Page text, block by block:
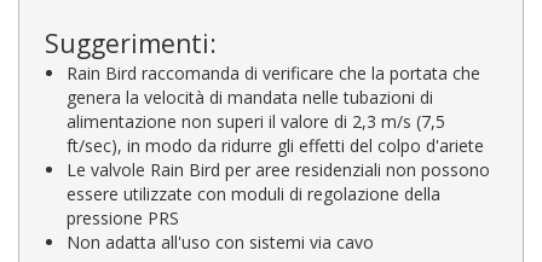
Suggerimenti:
Rain Bird raccomanda di verificare che la portata che
genera la velocità di mandata nelle tubazioni di
alimentazione non superi il valore di 2,3 m/s (7,5
ft/sec), in modo da ridurre gli effetti del colpo d'ariete
Le valvole Rain Bird per aree residenziali non possono
essere utilizzate con moduli di regolazione della
pressione PRS
Non adatta all'uso con sistemi via cavo